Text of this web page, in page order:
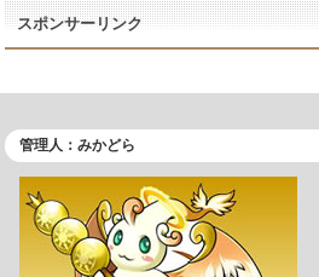
スポンサーリンク
管理人：みかどら